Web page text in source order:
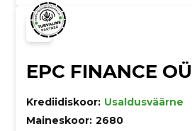
EPC FINANCE OÜ
Krediidiskoor: Usaldusväärne
Maineskoor: 2680